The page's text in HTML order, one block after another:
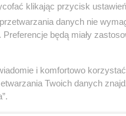
klikając przycisk
danych nie
będą miały
i komfortowo
Twoich danych